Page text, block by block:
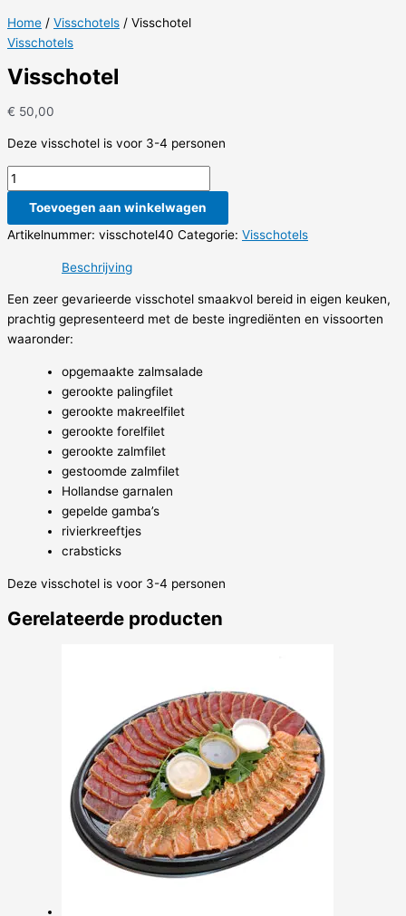
Home / Visschotels / Visschotel
Visschotels
Visschotel
€ 50,00
Deze visschotel is voor 3-4 personen
Visschotel
aantal
Toevoegen aan winkelwagen
Artikelnummer: visschotel40 Categorie: Visschotels
Beschrijving
Een zeer gevarieerde visschotel smaakvol bereid in eigen keuken,
prachtig gepresenteerd met de beste ingrediënten en vissoorten
waaronder:
opgemaakte zalmsalade
gerookte palingfilet
gerookte makreelfilet
gerookte forelfilet
gerookte zalmfilet
gestoomde zalmfilet
Hollandse garnalen
gepelde gamba’s
rivierkreeftjes
crabsticks
Deze visschotel is voor 3-4 personen
Gerelateerde producten